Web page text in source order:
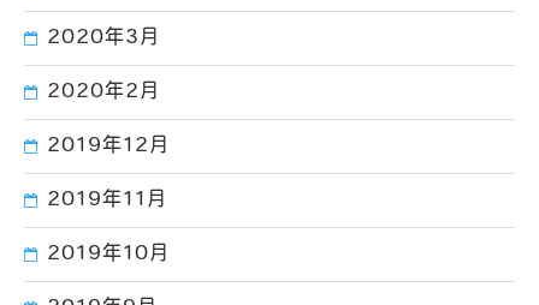
2020年3月
2020年2月
2019年12月
2019年11月
2019年10月